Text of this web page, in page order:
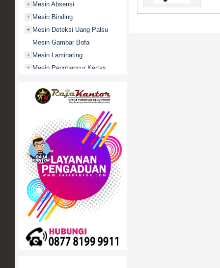
+ Mesin Absensi
+ Mesin Binding
+ Mesin Deteksi Uang Palsu
Mesin Gambar Bofa
+ Mesin Laminating
+ Mesin Penghancur Kertas
Mobile File / Roll O Pack
Movitex
Paper Cutter
Partisi Kantor
Promo
+ Rak Serbaguna
+ Ranjang Besi
+ Sofa Kantor
+ Springbed
White Board / Papan Tulis